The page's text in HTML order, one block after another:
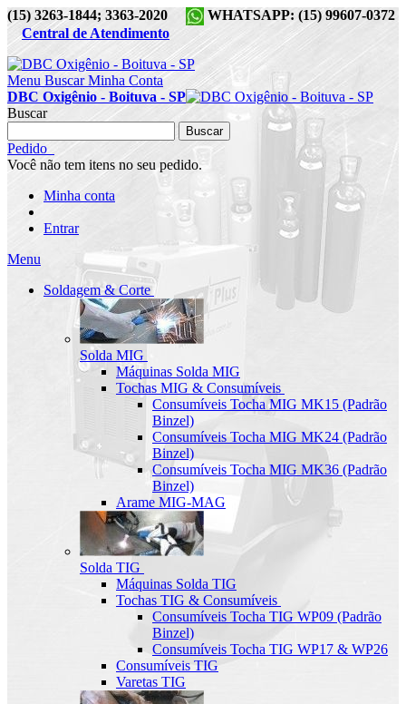
(15) 3263-1844; 3363-2020
WHATSAPP: (15) 99607-0372
Central de Atendimento
Menu Buscar Minha Conta
DBC Oxigênio - Boituva - SP
Buscar
Buscar
Pedido
Você não tem itens no seu pedido.
Minha conta
Entrar
Menu
Soldagem & Corte
Solda MIG
Máquinas Solda MIG
Tochas MIG & Consumíveis
Consumíveis Tocha MIG MK15 (Padrão
Binzel)
Consumíveis Tocha MIG MK24 (Padrão
Binzel)
Consumíveis Tocha MIG MK36 (Padrão
Binzel)
Arame MIG-MAG
Solda TIG
Máquinas Solda TIG
Tochas TIG & Consumíveis
Consumíveis Tocha TIG WP09 (Padrão
Binzel)
Consumíveis Tocha TIG WP17 & WP26
Consumíveis TIG
Varetas TIG